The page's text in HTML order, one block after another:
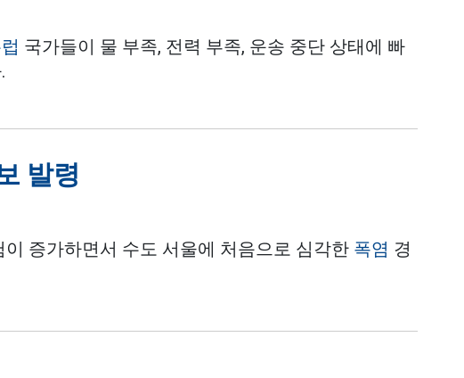
국가들이 물 부족, 전력 부족, 운송 중단 상태에 빠
발령
증가하면서 수도 서울에 처음으로 심각한 폭염 경